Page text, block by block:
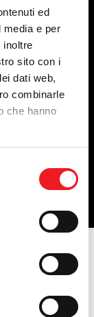
ed
media e per
inoltre
sito con i
dati web,
combinarle
che hanno
la tecnica
evoluto
dei propri
e ricambi ed
può
nel